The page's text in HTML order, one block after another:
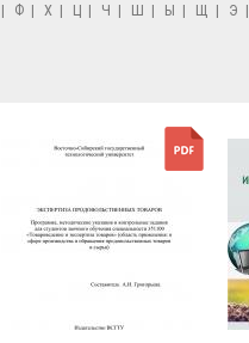
| Ф | Х | Ц | Ч | Ш | Ы | Щ | Э |